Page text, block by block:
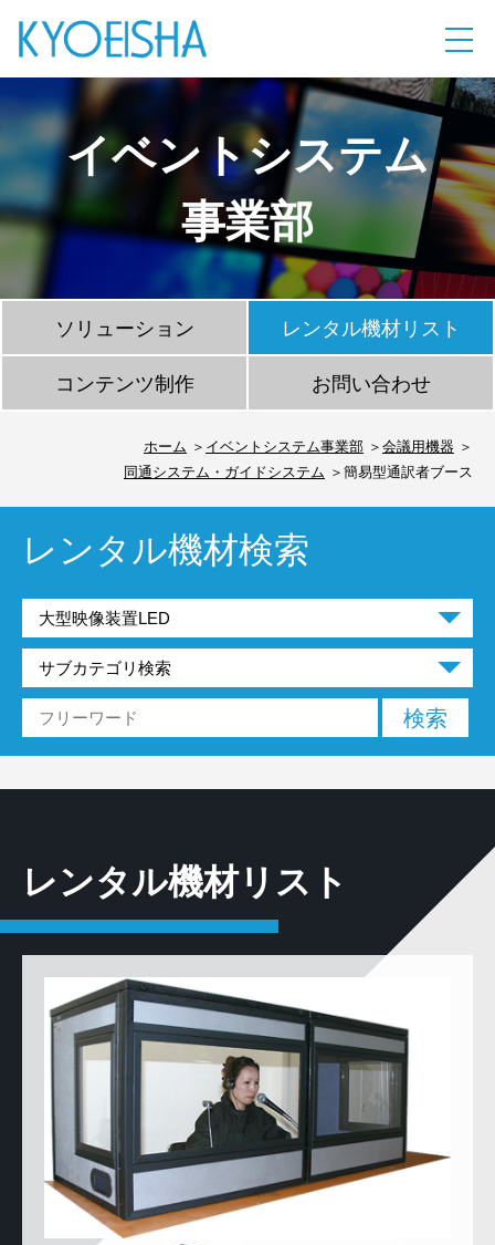
イベントシステム
事業部
ソリューション レンタル機材リスト
コンテンツ制作 お問い合わせ
ホーム イベントシステム事業部
会議用機器
同通システム・ガイドシステム
簡易型通訳者ブース
レンタル機材検索
レンタル機材リスト